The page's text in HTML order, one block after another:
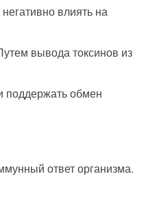
влиять на
вывода токсинов из
поддержать обмен
ответ организма.